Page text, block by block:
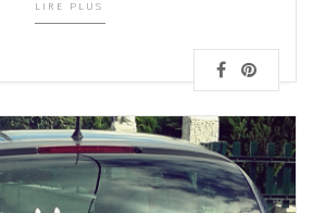
LIRE PLUS